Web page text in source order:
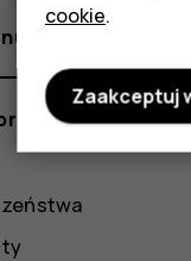
i
cookie.
Zaakceptuj